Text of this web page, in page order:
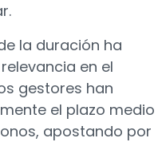
la duración ha
en el
gestores han
el plazo medio
apostando por